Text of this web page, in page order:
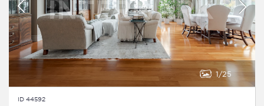
1 25
ID 44592